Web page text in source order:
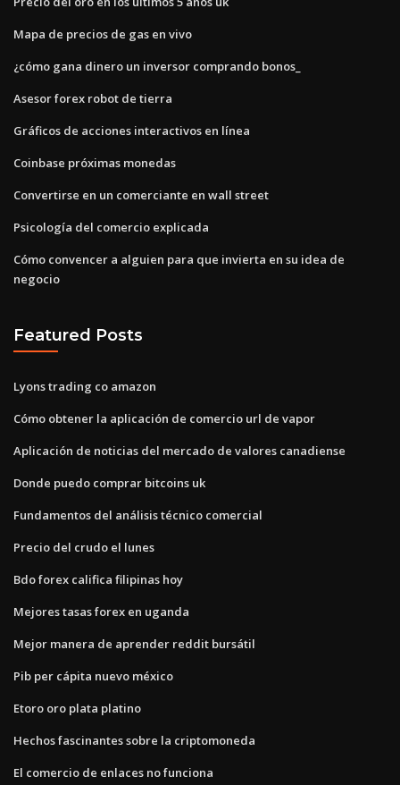
Mapa de precios de gas en vivo
¿cómo gana dinero un inversor comprando bonos_
Asesor forex robot de tierra
Gráficos de acciones interactivos en línea
Coinbase próximas monedas
Convertirse en un comerciante en wall street
Psicología del comercio explicada
Cómo convencer a alguien para que invierta en su idea de
negocio
Featured Posts
Lyons trading co amazon
Cómo obtener la aplicación de comercio url de vapor
Aplicación de noticias del mercado de valores canadiense
Donde puedo comprar bitcoins uk
Fundamentos del análisis técnico comercial
Precio del crudo el lunes
Bdo forex califica filipinas hoy
Mejores tasas forex en uganda
Mejor manera de aprender reddit bursátil
Pib per cápita nuevo méxico
Etoro oro plata platino
Hechos fascinantes sobre la criptomoneda
El comercio de enlaces no funciona